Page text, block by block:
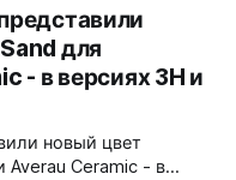
на базе Sellita SW200.
находящихся над
внешний - сапфир с
для
- в версиях 3H и
новый цвет
Averau Ceramic - в